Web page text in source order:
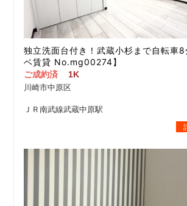
独立洗面台付き！武蔵小杉まで自転車8
ベ賃貸 No.mg00274】
ご成約済
1K
川崎市中原区
ＪＲ南武線武蔵中原駅